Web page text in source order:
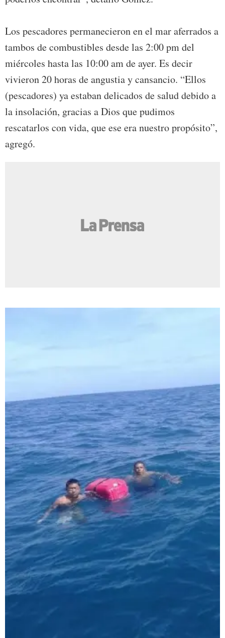
Los pescadores permanecieron en el mar aferrados a
tambos de combustibles desde las 2:00 pm del
miércoles hasta las 10:00 am de ayer. Es decir
vivieron 20 horas de angustia y cansancio. “Ellos
(pescadores) ya estaban delicados de salud debido a
la insolación, gracias a Dios que pudimos
rescatarlos con vida, que ese era nuestro propósito”,
agregó.